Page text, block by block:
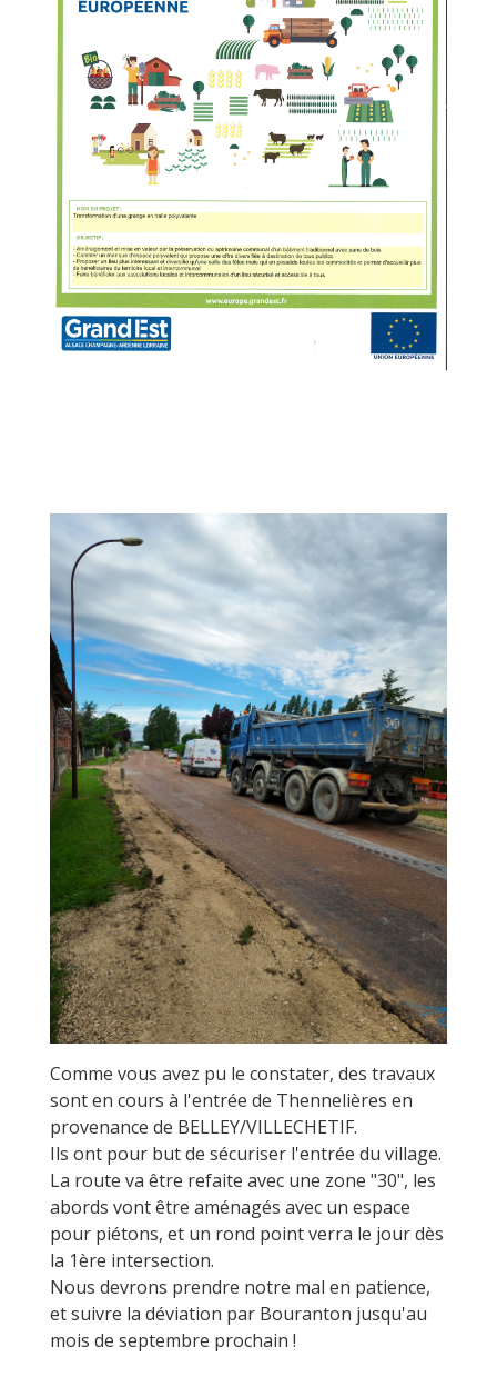
Comme vous avez pu le constater, des travaux
sont en cours à l'entrée de Thennelières en
provenance de BELLEY/VILLECHETIF.
Ils ont pour but de sécuriser l'entrée du village.
La route va être refaite avec une zone "30", les
abords vont être aménagés avec un espace
pour piétons, et un rond point verra le jour dès
la 1ère intersection.
Nous devrons prendre notre mal en patience,
et suivre la déviation par Bouranton jusqu'au
mois de septembre prochain !